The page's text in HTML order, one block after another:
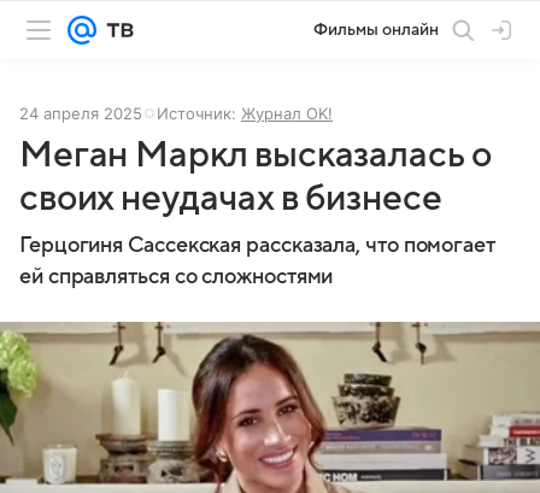
Фильмы онлайн
24 апреля 2025 Источник: Журнал OK!
Меган Маркл высказалась о
своих неудачах в бизнесе
Герцогиня Сассекская рассказала, что помогает
ей справляться со сложностями